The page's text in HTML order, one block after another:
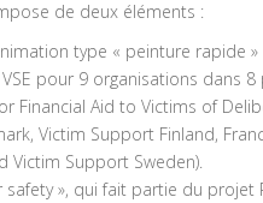
de deux éléments :
type « peinture rapide
pour 9 organisations dans
Financial Aid to Victims of
Victim Support Finland,
Victim Support Sweden).
safety », qui fait partie du projet